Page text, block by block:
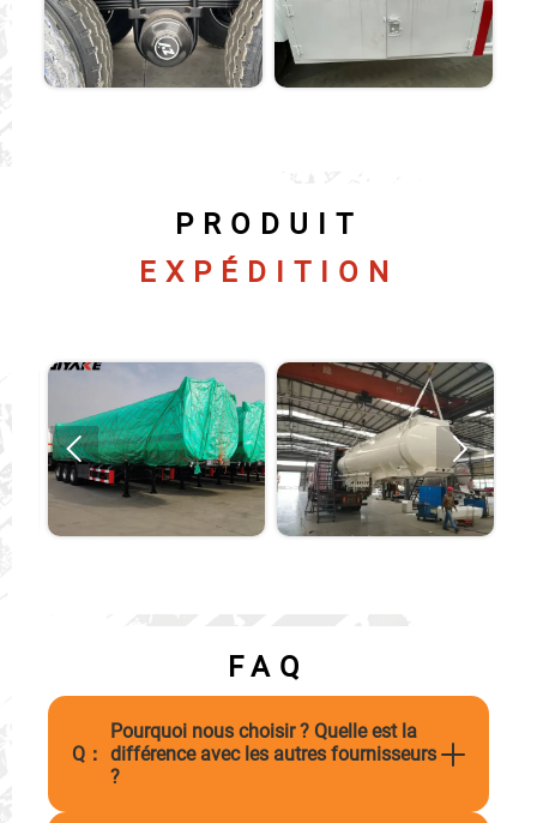
PRODUIT
EXPÉDITION
 
FAQ
Q：
Pourquoi nous choisir ? Quelle est la
différence avec les autres fournisseurs
?